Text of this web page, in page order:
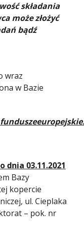
składania
może złożyć
bądź
wraz
w Bazie
dnia 03.11.2021
Bazy
kopercie
ul. Cieplaka
– pok. nr